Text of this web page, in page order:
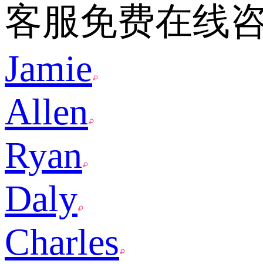
客服免费在线
Jamie
Allen
Ryan
Daly
Charles